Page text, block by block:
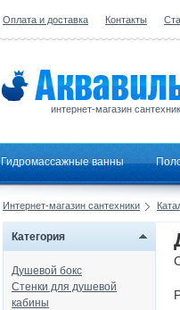
Оплата и доставка Контакты
интернет-магазин
Гидромассажные ванны
Интернет-магазин сантехники
Категория
Душевой бокс
Стенки для душевой
кабины